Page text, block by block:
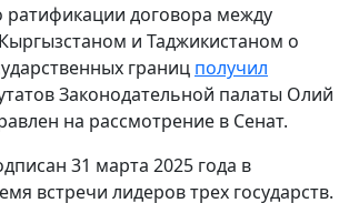
ратификации договора между
и Таджикистаном о
границ получил
Законодательной палаты Олий
на рассмотрение в Сенат.
31 марта 2025 года в
встречи лидеров трех государств.